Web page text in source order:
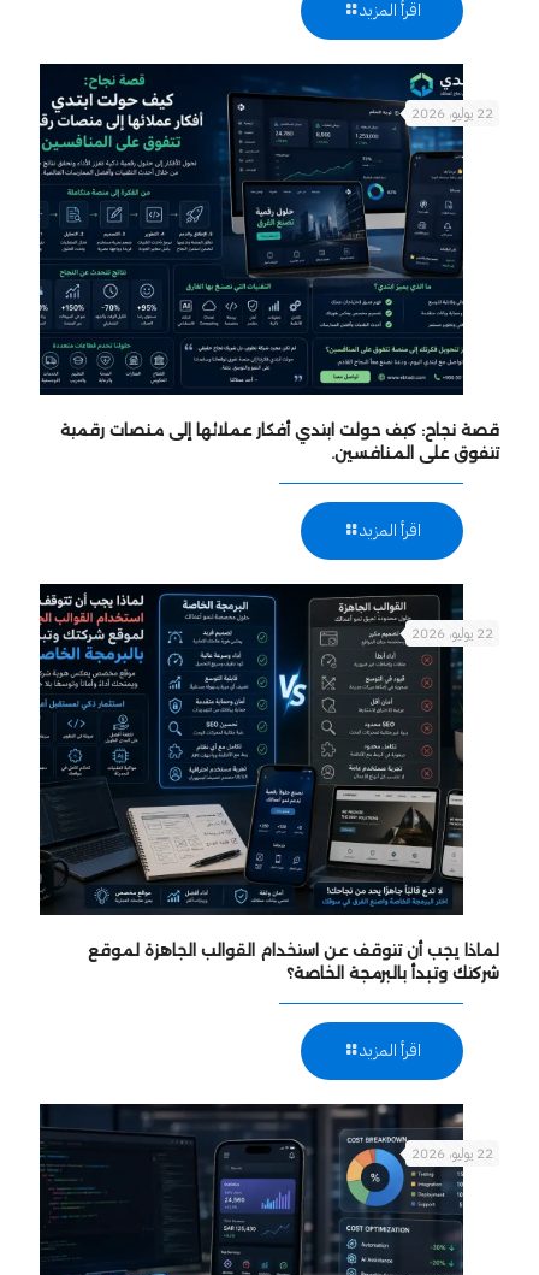
اقرأ المزيد
22 يوليو، 2026
قصة نجاح: كيف حولت ابتدي أفكار عملائها إلى منصات رقمية
تتفوق على المنافسين.
اقرأ المزيد
22 يوليو، 2026
لماذا يجب أن تتوقف عن استخدام القوالب الجاهزة لموقع
شركتك وتبدأ بالبرمجة الخاصة؟
اقرأ المزيد
22 يوليو، 2026